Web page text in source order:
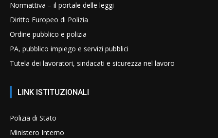
Normattiva – il portale delle leggi
Diritto Europeo di Polizia
Ordine pubblico e polizia
PA, pubblico impiego e servizi pubblici
Tutela dei lavoratori, sindacati e sicurezza nel lavoro
LINK ISTITUZIONALI
Polizia di Stato
Ministero Interno